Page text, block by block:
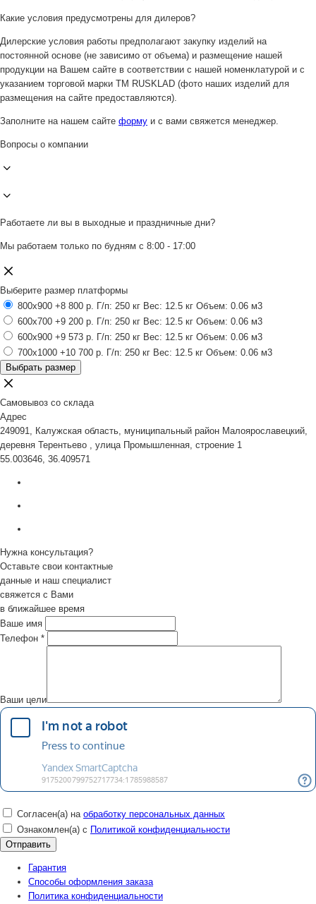
Какие условия предусмотрены для дилеров?
Дилерские условия работы предполагают закупку изделий на
постоянной основе (не зависимо от объема) и размещение нашей
продукции на Вашем сайте в соответствии с нашей номенклатурой и с
указанием торговой марки ТМ RUSKLAD (фото наших изделий для
размещения на сайте предоставляются).
Заполните на нашем сайте форму и с вами свяжется менеджер.
Вопросы о компании
Работаете ли вы в выходные и праздничные дни?
Мы работаем только по будням с 8:00 - 17:00
Выберите размер платформы
800x900 +8 800 р. Г/п: 250 кг Вес: 12.5 кг Объем: 0.06 м3
600x700 +9 200 р. Г/п: 250 кг Вес: 12.5 кг Объем: 0.06 м3
600x900 +9 573 р. Г/п: 250 кг Вес: 12.5 кг Объем: 0.06 м3
700x1000 +10 700 р. Г/п: 250 кг Вес: 12.5 кг Объем: 0.06 м3
Выбрать размер
Самовывоз со склада
Адрес
249091, Калужская область, муниципальный район Малоярославецкий,
деревня Терентьево , улица Промышленная, строение 1
55.003646, 36.409571
Нужна консультация?
Оставьте свои контактные
данные и наш специалист
свяжется с Вами
в ближайшее время
Ваше имя
Телефон *
Ваши цели
Согласен(а) на обработку персональных данных
Ознакомлен(а) с Политикой конфиденциальности
Гарантия
Способы оформления заказа
Политика конфиденциальности